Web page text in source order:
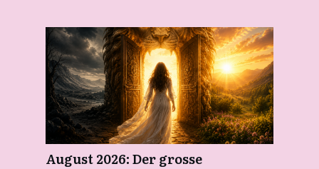
August 2026: Der grosse